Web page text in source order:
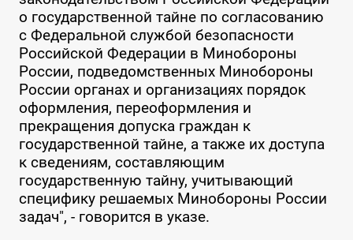
о государственной тайне по согласованию
с Федеральной службой безопасности
Российской Федерации в Минобороны
России, подведомственных Минобороны
России органах и организациях порядок
оформления, переоформления и
прекращения допуска граждан к
государственной тайне, а также их доступа
к сведениям, составляющим
государственную тайну, учитывающий
специфику решаемых Минобороны России
задач", - говорится в указе.